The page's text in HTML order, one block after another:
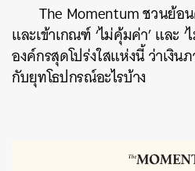
The Momentum ชวนย้อ
และเข้าเกณฑ์ ‘ไม่คุ้มค่า’ และ
องค์กรสุดโปร่งใสแห่งนี้ ว่าเงิน
กับยุทโธปกรณ์อะไรบ้าง